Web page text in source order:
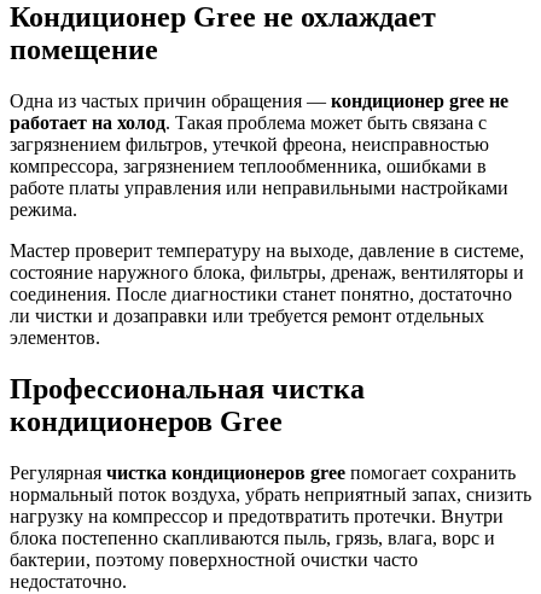
Кондиционер Gree не охлаждает
помещение
Одна из частых причин обращения — кондиционер gree не
работает на холод. Такая проблема может быть связана с
загрязнением фильтров, утечкой фреона, неисправностью
компрессора, загрязнением теплообменника, ошибками в
работе платы управления или неправильными настройками
режима.
Мастер проверит температуру на выходе, давление в системе,
состояние наружного блока, фильтры, дренаж, вентиляторы и
соединения. После диагностики станет понятно, достаточно
ли чистки и дозаправки или требуется ремонт отдельных
элементов.
Профессиональная чистка
кондиционеров Gree
Регулярная чистка кондиционеров gree помогает сохранить
нормальный поток воздуха, убрать неприятный запах, снизить
нагрузку на компрессор и предотвратить протечки. Внутри
блока постепенно скапливаются пыль, грязь, влага, ворс и
бактерии, поэтому поверхностной очистки часто
недостаточно.